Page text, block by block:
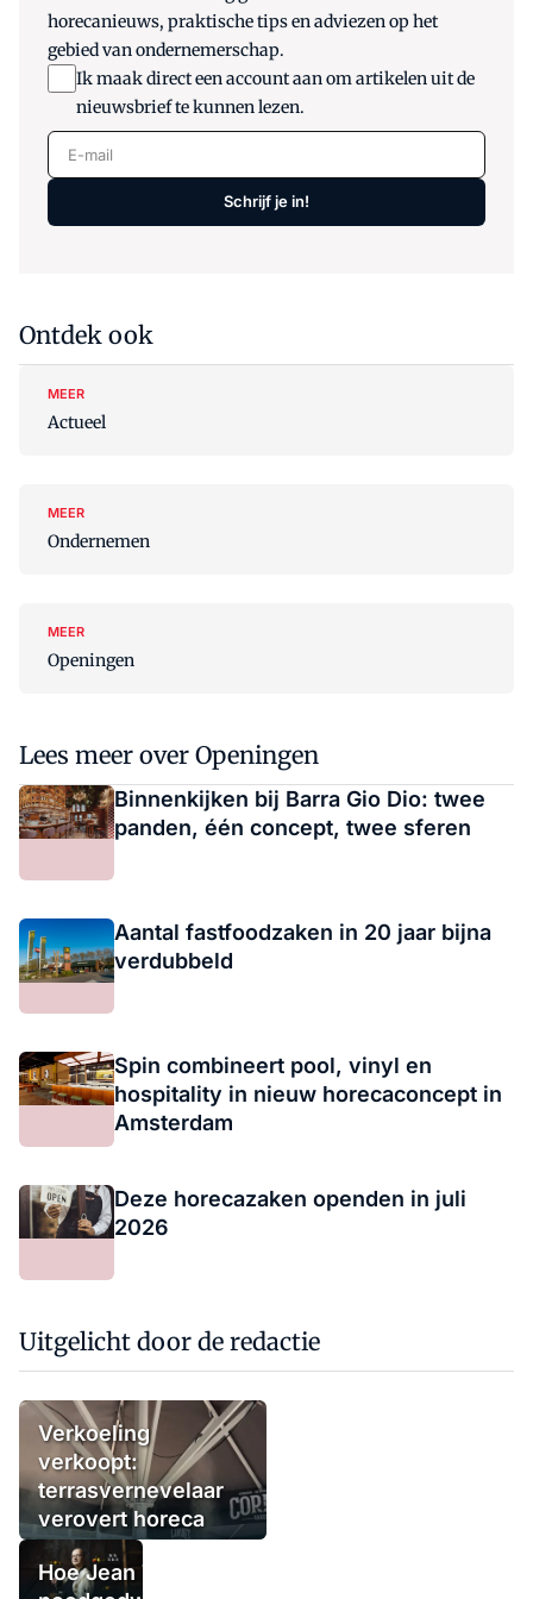
horecanieuws, praktische tips en adviezen op het
gebied van ondernemerschap.
Ik maak direct een account aan om artikelen uit de
nieuwsbrief te kunnen lezen.
E-mail
Schrijf je in!
Ontdek ook
MEER
Actueel
MEER
Ondernemen
MEER
Openingen
Lees meer over Openingen
Binnenkijken bij Barra Gio Dio: twee
panden, één concept, twee sferen
Aantal fastfoodzaken in 20 jaar bijna
verdubbeld
Spin combineert pool, vinyl en
hospitality in nieuw horecaconcept in
Amsterdam
Deze horecazaken openden in juli
2026
Uitgelicht door de redactie
Verkoeling
verkoopt:
terrasvernevelaar
verovert horeca
Hoe Jean Thoma